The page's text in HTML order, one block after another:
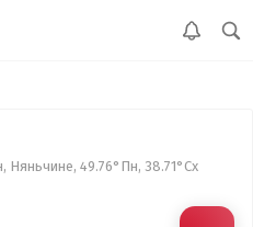
Няньчине, 49.76°Пн, 38.71°Сх